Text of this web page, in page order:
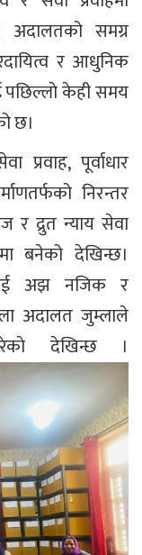
अदालतको समग्र
र आधुनिक
पछिल्लाे केही समय
छ।
प्रवाह, पूर्वाधार
निरन्तर
र द्रुत न्याय सेवा
बनेको देखिन्छ।
अझ नजिक र
अदालत जुम्लाले
गरेकाे देखिन्छ ।